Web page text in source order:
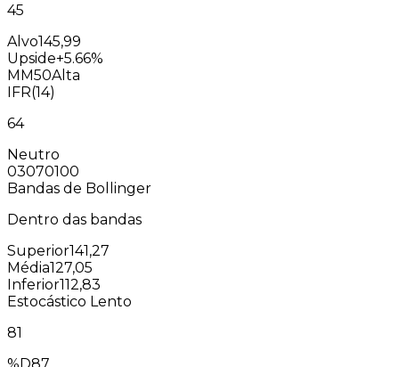
45
Alvo145,99
Upside+5.66%
MM50Alta
IFR(14)
64
Neutro
03070100
Bandas de Bollinger
Dentro das bandas
Superior141,27
Média127,05
Inferior112,83
Estocástico Lento
81
%D87